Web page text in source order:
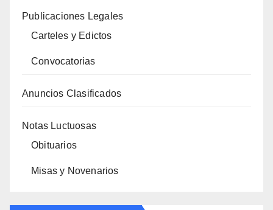
Publicaciones Legales
Carteles y Edictos
Convocatorias
Anuncios Clasificados
Notas Luctuosas
Obituarios
Misas y Novenarios